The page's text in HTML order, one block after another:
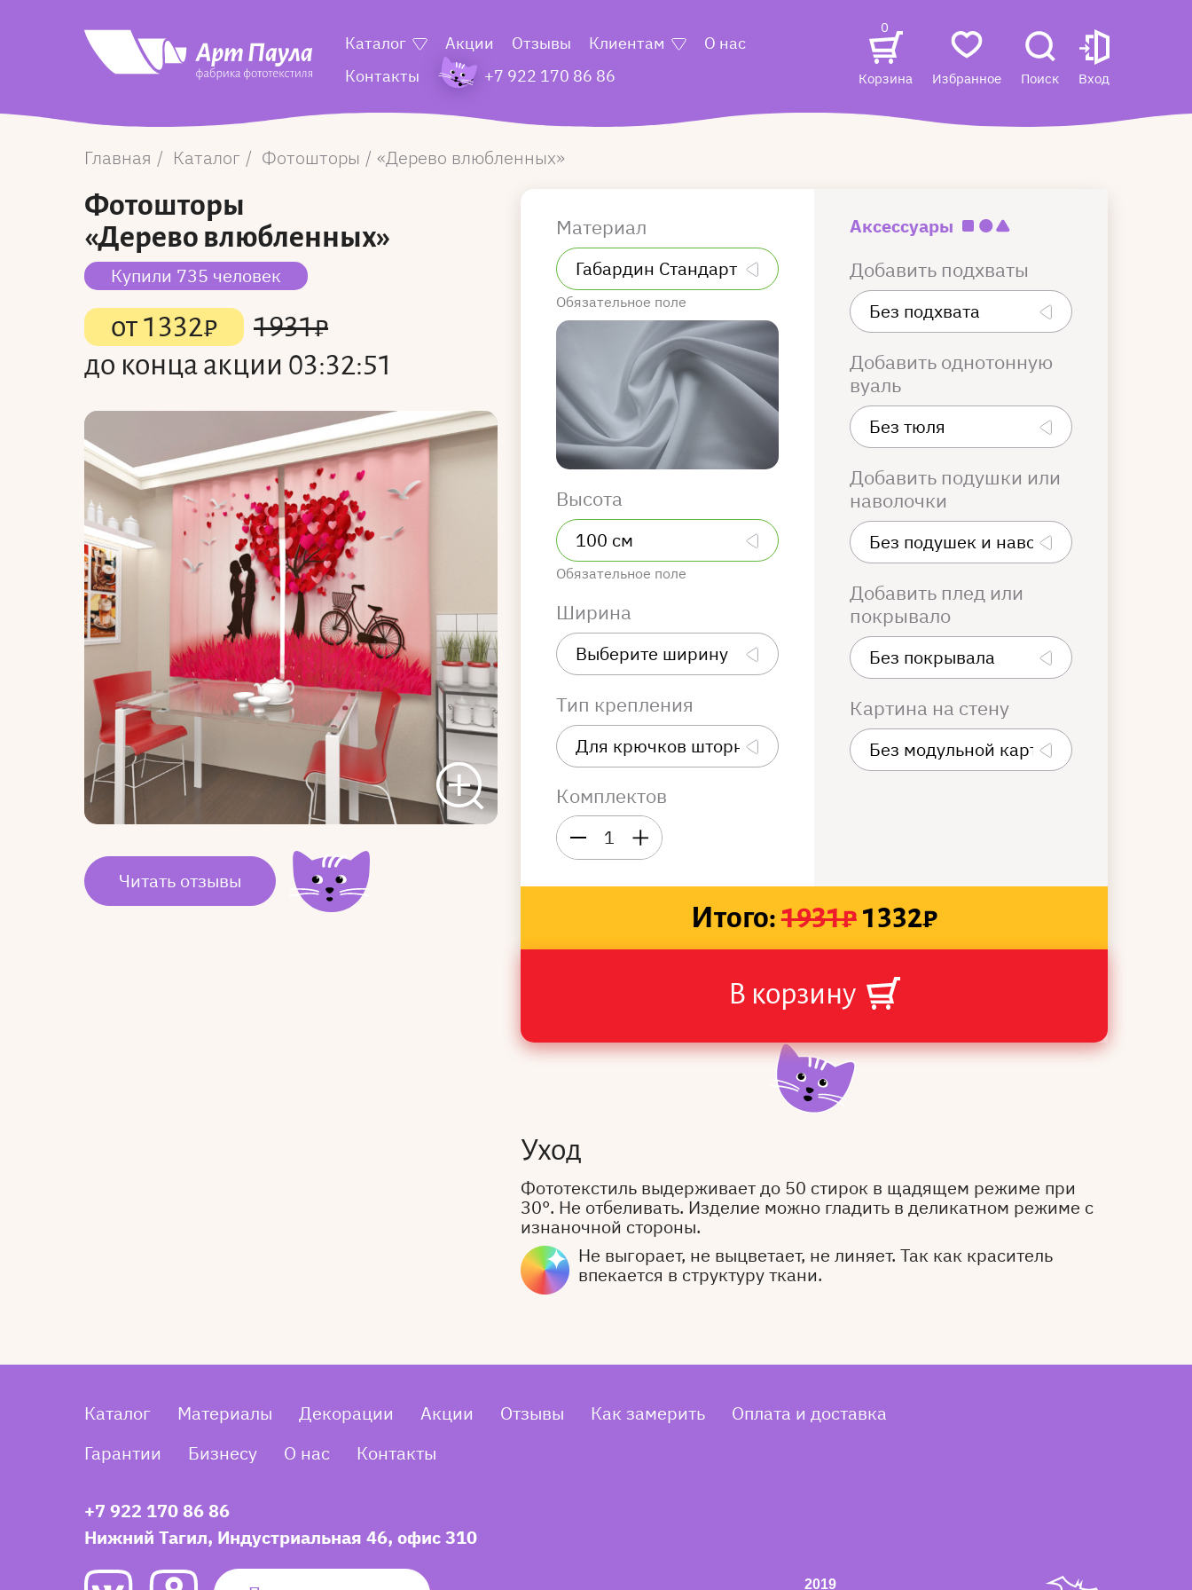
Каталог Акции Отзывы Клиентам
О нас
Контакты
+7 922 170 86 86
0
Корзина Избранное Поиск Вход
Главная Каталог Фотошторы Дерево влюбленных
Фотошторы
«Дерево влюбленных»
Купили 735 человек
от1332₽ 1931₽
до конца акции 03:32:51
Читать отзывы
Материал
Обязательное поле
Высота
Обязательное поле
Ширина
Тип крепления
Комплектов
1
Аксессуары
Добавить подхваты
Добавить однотонную
вуаль
Добавить подушки или
наволочки
Добавить плед или
покрывало
Картина на стену
Итого:1931₽1332₽
В корзину
Уход
Фототекстиль выдерживает до 50 стирок в щадящем режиме при
30°. Не отбеливать. Изделие можно гладить в деликатном режиме с
изнаночной стороны.
Не выгорает, не выцветает, не линяет. Так как краситель
впекается в структуру ткани.
Каталог Материалы Декорации Акции Отзывы Как замерить
Оплата и доставка
Гарантии
Бизнесу О нас Контакты
+7 922 170 86 86
Нижний Тагил, Индустриальная 46, офис 310